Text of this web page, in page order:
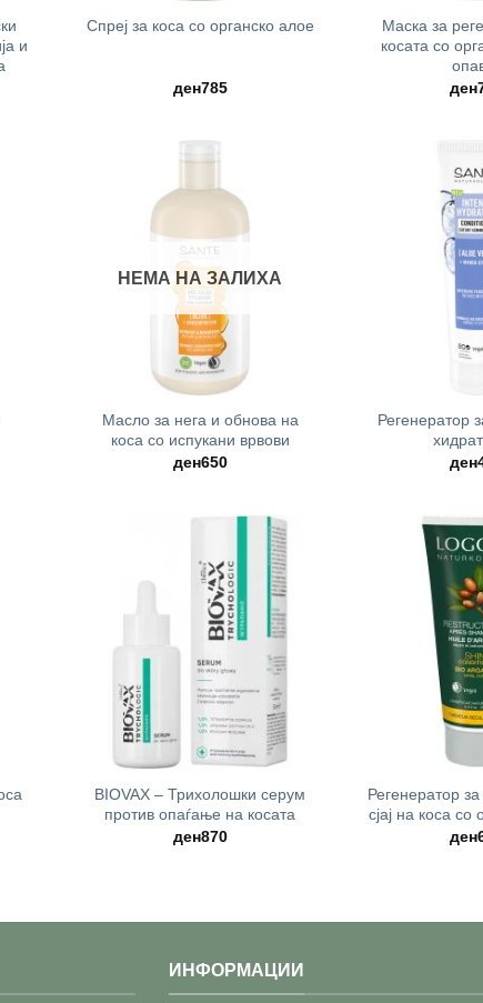
и
Спреј за коса со органско алое
ден785
Маска за
косата со
ден
НЕМА НА ЗАЛИХА
Масло за нега и обнова на
коса со испукани врвови
ден650
Регенератор
ден
BIOVAX – Трихолошки серум
против опаѓање на косата
ден870
Регенератор
сјај на коса со
ден
ИНФОРМАЦИИ